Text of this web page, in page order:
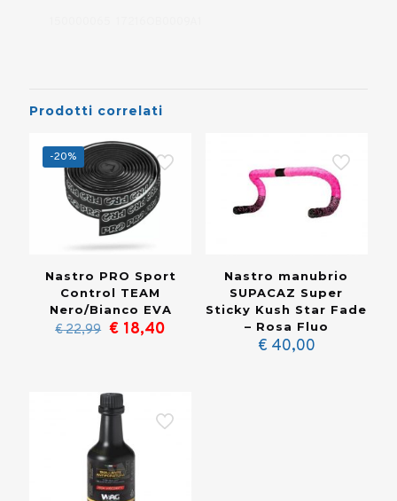
Prodotti correlati
-20%
Nastro PRO Sport
Control TEAM
Nero/Bianco EVA
€22,99 Il
€ 22,99.
€ 18,40
Nastro manubrio
SUPACAZ Super
Sticky Kush Star Fade
– Rosa Fluo
€ 40,00